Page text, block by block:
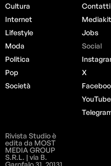
Cultura
Internet
Lifestyle
Moda
Politica
Pop
Società
Contatti
Mediakit
Jobs
Social
X
YouTube
Rivista Studio è
edita da MOST
MEDIA GROUP
S.R.L. | via B.
Garofalo 31, 20131